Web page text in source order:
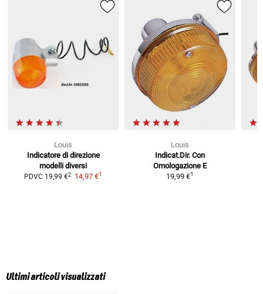
Louis
Indicatore di direzione
modelli diversi
PDVC 19,99 €2 14,97 €1
Louis
Indicat.Dir. Con
Omologazione E
19,99 €1
Ultimi articoli visualizzati